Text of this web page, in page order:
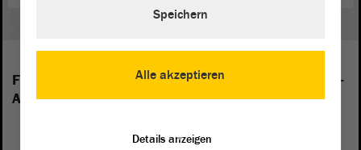
Folgende Fraktionen sind im Landtag von Sachsen-
Anhalt vertreten:
Alle akzeptieren
Speichern
Details anzeigen